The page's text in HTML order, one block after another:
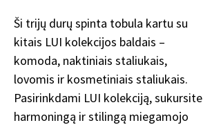
Ši trijų durų spinta tobula kartu su
kitais LUI kolekcijos baldais –
komoda, naktiniais staliukais,
lovomis ir kosmetiniais staliukais.
Pasirinkdami LUI kolekciją, sukursite
harmoningą ir stilingą miegamojo